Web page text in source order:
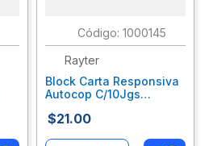
: 1000145
Rayter
Block Carta Responsiva
Autocop C/10Jgs
$21.00